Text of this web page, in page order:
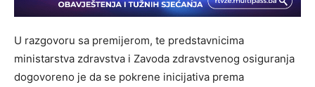
U razgovoru sa premijerom, te predstavnicima
ministarstva zdravstva i Zavoda zdravstvenog osiguranja
dogovoreno je da se pokrene inicijativa prema